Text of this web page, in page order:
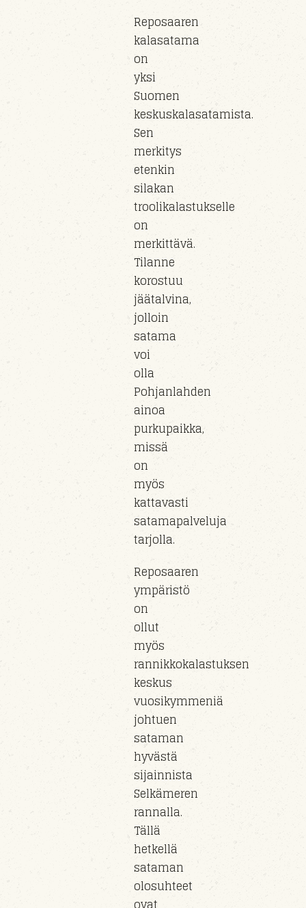
Reposaaren
kalasatama
on
yksi
Suomen
keskuskalasatamista.
Sen
merkitys
etenkin
silakan
troolikalastukselle
on
merkittävä.
Tilanne
korostuu
jäätalvina,
jolloin
satama
voi
olla
Pohjanlahden
ainoa
purkupaikka,
missä
on
myös
kattavasti
satamapalveluja
tarjolla.
Reposaaren
ympäristö
on
ollut
myös
rannikkokalastuksen
keskus
vuosikymmeniä
johtuen
sataman
hyvästä
sijainnista
Selkämeren
rannalla.
Tällä
hetkellä
sataman
olosuhteet